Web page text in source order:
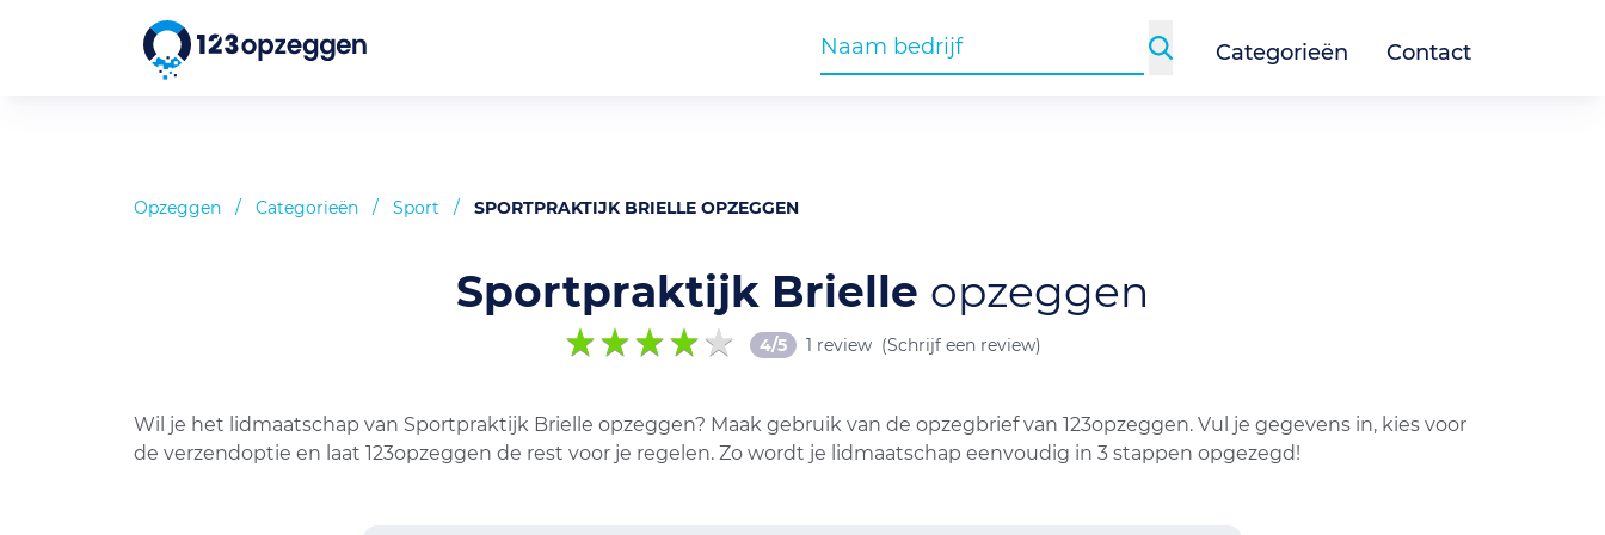
Categorieën Contact
Opzeggen / Categorieën / Sport / SPORTPRAKTIJK BRIELLE OPZEGGEN
Sportpraktijk Brielle opzeggen
4/5 1 review (Schrijf een review)
Wil je het lidmaatschap van Sportpraktijk Brielle opzeggen? Maak gebruik van de opzegbrief van 123opzeggen. Vul je gegevens in, kies voor
de verzendoptie en laat 123opzeggen de rest voor je regelen. Zo wordt je lidmaatschap eenvoudig in 3 stappen opgezegd!